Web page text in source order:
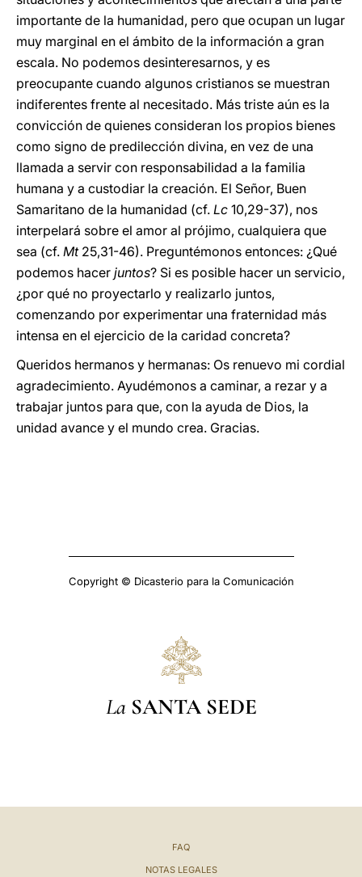
importante de la humanidad, pero que ocupan un lugar
muy marginal en el ámbito de la información a gran
escala. No podemos desinteresarnos, y es
preocupante cuando algunos cristianos se muestran
indiferentes frente al necesitado. Más triste aún es la
convicción de quienes consideran los propios bienes
como signo de predilección divina, en vez de una
llamada a servir con responsabilidad a la familia
humana y a custodiar la creación. El Señor, Buen
Samaritano de la humanidad (cf. Lc 10,29-37), nos
interpelará sobre el amor al prójimo, cualquiera que
sea (cf. Mt25,31-46). Preguntémonos entonces: ¿Qué
podemos hacer juntos? Si es posible hacer un servicio,
¿por qué no proyectarlo y realizarlo juntos,
comenzando por experimentar una fraternidad más
intensa en el ejercicio de la caridad concreta?
Queridos hermanos y hermanas: Os renuevo mi cordial
agradecimiento. Ayudémonos a caminar, a rezar y a
trabajar juntos para que, con la ayuda de Dios, la
unidad avance y el mundo crea. Gracias.
Copyright © Dicasterio para la Comunicación
La SANTA SEDE
FAQ
NOTAS LEGALES